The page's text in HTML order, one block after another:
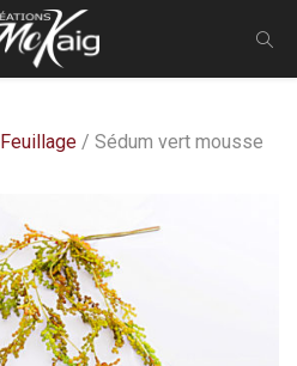
Feuillage / Sédum vert mousse